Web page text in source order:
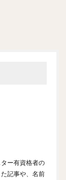
ー有資格者の
記事や、名前